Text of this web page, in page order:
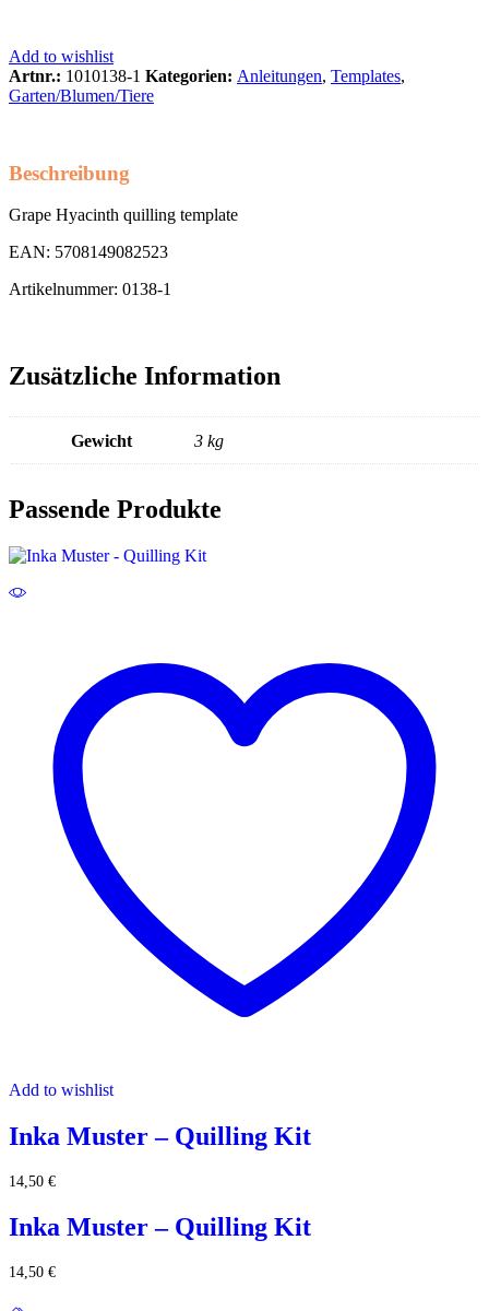
Add to wishlist
Artnr.: 1010138-1 Kategorien: Anleitungen, Templates,
Garten/Blumen/Tiere
Beschreibung
Grape Hyacinth quilling template
EAN: 5708149082523
Artikelnummer: 0138-1
Zusätzliche Information
Gewicht 3 kg
Passende Produkte
Add to wishlist
Inka Muster – Quilling Kit
14,50 €
Inka Muster – Quilling Kit
14,50 €